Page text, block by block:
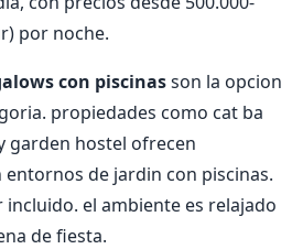
por noche.
con piscinasson la opcion
propiedades como cat ba
garden hostel ofrecen
de jardin con piscinas.
incluido. el ambiente es relajado
de fiesta.